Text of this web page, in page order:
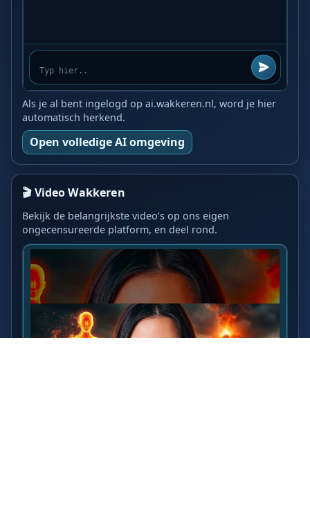
Als je al bent ingelogd op ai.wakkeren.nl, word je hier
automatisch herkend.
Open volledige AI omgeving
🎬 Video Wakkeren
Bekijk de belangrijkste video’s op ons eigen
ongecensureerde platform, en deel rond.